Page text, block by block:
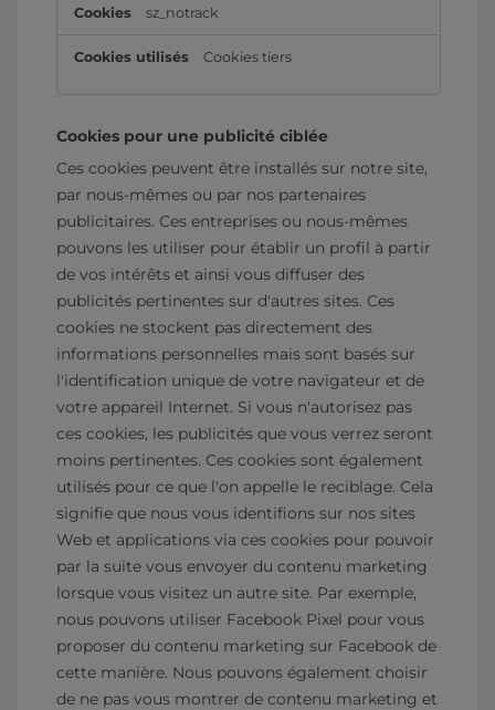
sz_notrack
Cookies tiers
Cookies pour une publicité ciblée
Ces cookies peuvent être installés sur notre site,
par nous-mêmes ou par nos partenaires
publicitaires. Ces entreprises ou nous-mêmes
pouvons les utiliser pour établir un profil à partir
de vos intérêts et ainsi vous diffuser des
publicités pertinentes sur d'autres sites. Ces
cookies ne stockent pas directement des
informations personnelles mais sont basés sur
l'identification unique de votre navigateur et de
votre appareil Internet. Si vous n'autorisez pas
ces cookies, les publicités que vous verrez seront
moins pertinentes. Ces cookies sont également
utilisés pour ce que l'on appelle le reciblage. Cela
signifie que nous vous identifions sur nos sites
Web et applications via ces cookies pour pouvoir
par la suite vous envoyer du contenu marketing
lorsque vous visitez un autre site. Par exemple,
nous pouvons utiliser Facebook Pixel pour vous
proposer du contenu marketing sur Facebook de
cette manière. Nous pouvons également choisir
de ne pas vous montrer de contenu marketing et